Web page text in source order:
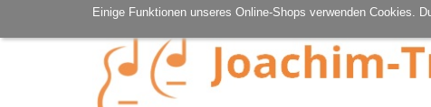
Einige Funktionen unseres Online-Shops verwenden Cookies.